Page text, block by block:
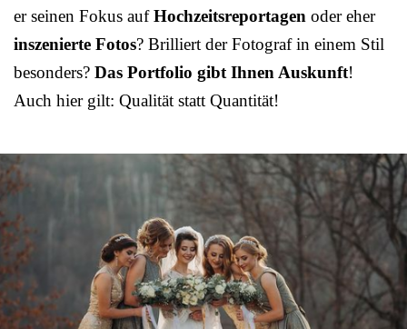
er seinen Fokus aufHochzeitsreportagen oder eher
inszenierte Fotos? Brilliert der Fotograf in einem Stil
besonders? Das Portfolio gibt Ihnen Auskunft!
Auch hier gilt: Qualität statt Quantität!